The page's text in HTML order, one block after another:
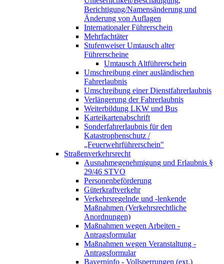
Berichtigung/Namensänderung und
Änderung von Auflagen
Internationaler Führerschein
Mehrfachtäter
Stufenweiser Umtausch alter
Führerscheine
Umtausch Altführerschein
Umschreibung einer ausländischen
Fahrerlaubnis
Umschreibung einer Dienstfahrerlaubnis
Verlängerung der Fahrerlaubnis
Weiterbildung LKW und Bus
Karteikartenabschrift
Sonderfahrerlaubnis für den
Katastrophenschutz /
„Feuerwehrführerschein"
Straßenverkehrsrecht
Ausnahmegenehmigung und Erlaubnis §
29/46 STVO
Personenbeförderung
Güterkraftverkehr
Verkehrsregelnde und -lenkende
Maßnahmen (Verkehrsrechtliche
Anordnungen)
Maßnahmen wegen Arbeiten -
Antragsformular
Maßnahmen wegen Veranstaltung -
Antragsformular
Bayerninfo - Vollsperrungen (ext.)